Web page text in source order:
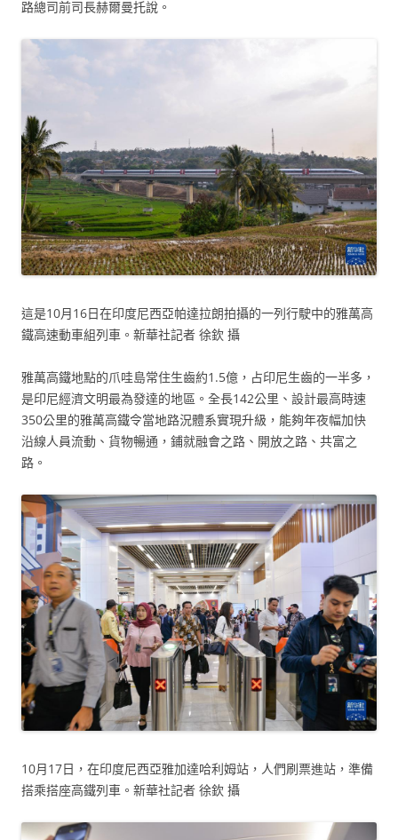
路總司前司長赫爾曼托說。
這是10月16日在印度尼西亞帕達拉朗拍攝的一列行駛中的雅萬高
鐵高速動車組列車。新華社記者 徐欽 攝
雅萬高鐵地點的爪哇島常住生齒約1.5億，占印尼生齒的一半多，
是印尼經濟文明最為發達的地區。全長142公里、設計最高時速
350公里的雅萬高鐵令當地路況體系實現升級，能夠年夜幅加快
沿線人員流動、貨物暢通，鋪就融會之路、開放之路、共富之
路。
10月17日，在印度尼西亞雅加達哈利姆站，人們刷票進站，準備
搭乘搭座高鐵列車。新華社記者 徐欽 攝